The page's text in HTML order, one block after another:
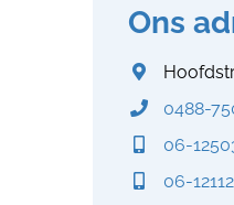
Ons
0488-
06-
06-